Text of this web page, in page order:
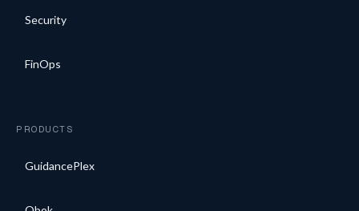
Security
FinOps
PRODUCTS
GuidancePlex